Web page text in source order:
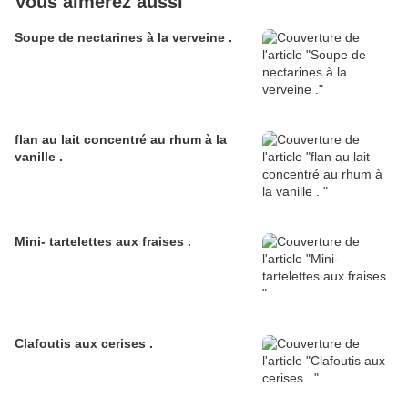
Soupe de nectarines à la verveine .
flan au lait concentré au rhum à la
vanille .
Mini- tartelettes aux fraises .
Clafoutis aux cerises .